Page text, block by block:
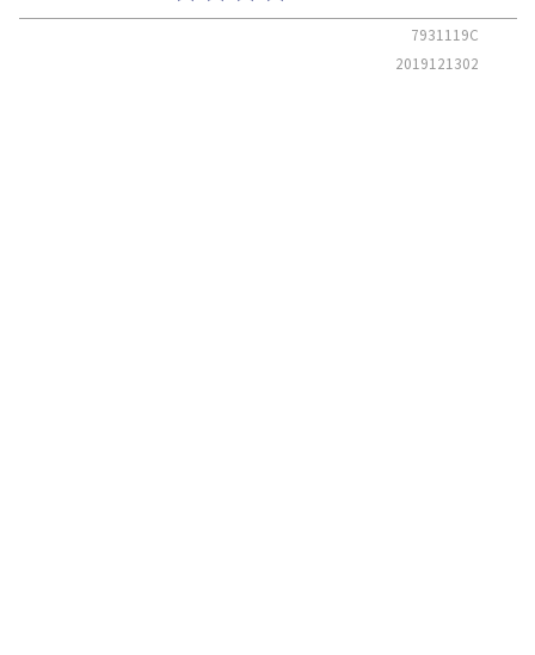
7931119C
2019121302